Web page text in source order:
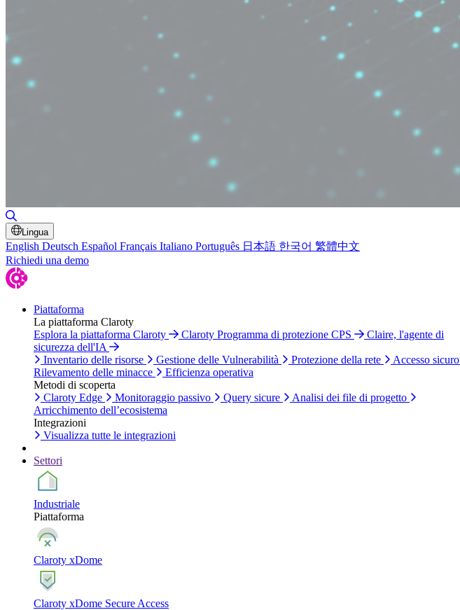
Lingua
English Deutsch Español Français Italiano Português 日本語 한국어 繁體中文
Richiedi una demo
Piattaforma
La piattaforma Claroty
Esplora la piattaforma Claroty
Claroty Programma di protezione CPS
Claire, l'agente di
sicurezza dell'IA
Inventario delle risorse
Gestione delle Vulnerabilità Protezione della rete
Accesso sicuro
Rilevamento delle minacce
Efficienza operativa
Metodi di scoperta
Claroty Edge
Monitoraggio passivo Query sicure
Analisi dei file di progetto
Arricchimento dell’ecosistema
Integrazioni
Visualizza tutte le integrazioni
Settori
Industriale
Piattaforma
Claroty xDome
Claroty xDome Secure Access